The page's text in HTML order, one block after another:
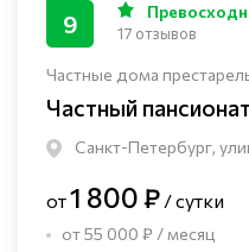
Частные дома
Частный
Санкт-Петербург,
9 17 отзывов
от1 800 ₽ / сутки
от 55 000 ₽ / месяц